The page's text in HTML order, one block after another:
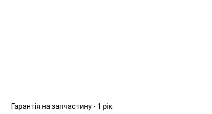
Гарантія на запчастину - 1 рік.